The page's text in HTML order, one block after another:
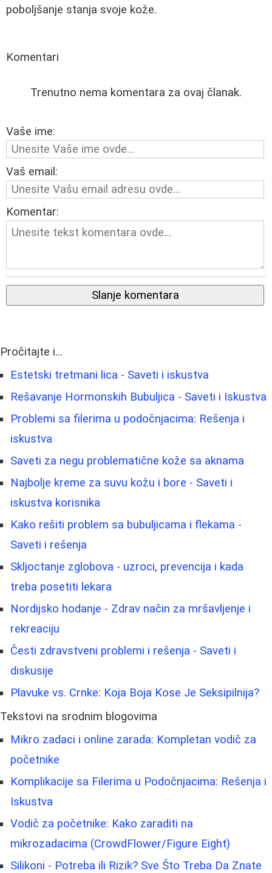
poboljšanje stanja svoje kože.
Komentari
Trenutno nema komentara za ovaj članak.
Vaše ime:
Vaš email:
Komentar:
Slanje komentara
Pročitajte i...
Estetski tretmani lica - Saveti i iskustva
Rešavanje Hormonskih Bubuljica - Saveti i Iskustva
Problemi sa filerima u podočnjacima: Rešenja i
iskustva
Saveti za negu problematične kože sa aknama
Najbolje kreme za suvu kožu i bore - Saveti i
iskustva korisnika
Kako rešiti problem sa bubuljicama i flekama -
Saveti i rešenja
Skljoctanje zglobova - uzroci, prevencija i kada
treba posetiti lekara
Nordijsko hodanje - Zdrav način za mršavljenje i
rekreaciju
Česti zdravstveni problemi i rešenja - Saveti i
diskusije
Plavuke vs. Crnke: Koja Boja Kose Je Seksipilnija?
Tekstovi na srodnim blogovima
Mikro zadaci i online zarada: Kompletan vodič za
početnike
Komplikacije sa Filerima u Podočnjacima: Rešenja i
Iskustva
Vodič za početnike: Kako zaraditi na
mikrozadacima (CrowdFlower/Figure Eight)
Silikoni - Potreba ili Rizik? Sve Što Treba Da Znate